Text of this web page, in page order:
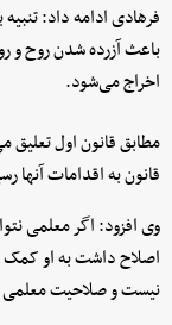
فرهادی ادامه داد:
باعث آزرده شدن روح و
اخراج می‌شود.
مطابق قانون اول
قانون به اقدامات
وی افزود: اگر معلمی
اصلاح داشت به او کمک
نیست و صلاحیت معلمی